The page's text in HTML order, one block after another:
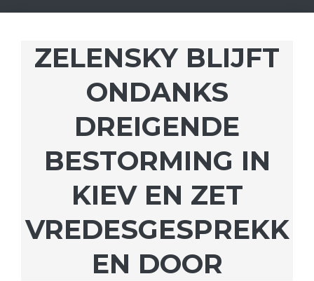
ZELENSKY BLIJFT
ONDANKS
DREIGENDE
BESTORMING IN
KIEV EN ZET
VREDESGESPREKK
EN DOOR